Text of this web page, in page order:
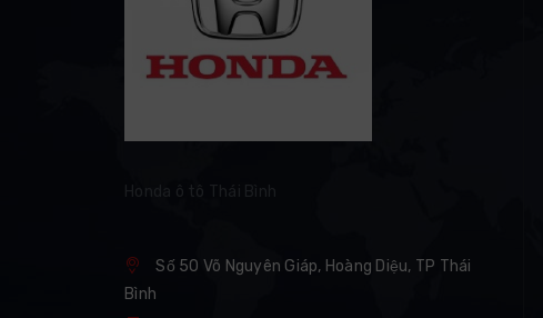
Honda ô tô Thái Bình
Số 50 Võ Nguyên Giáp, Hoàng Diệu, TP Thái
Bình